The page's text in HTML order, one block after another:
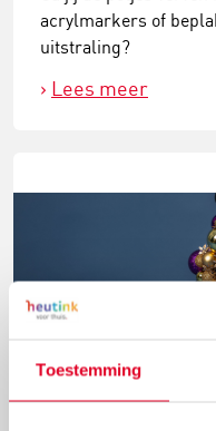
Toestemming
acrylmarkers of
uitstraling?
Lees meer